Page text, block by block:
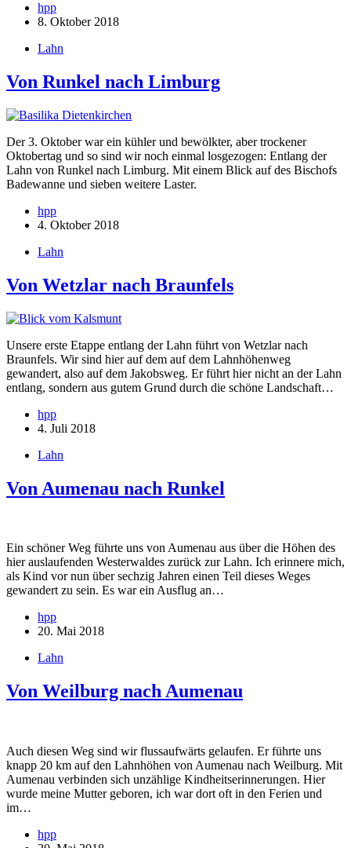
hpp
8. Oktober 2018
Lahn
Von Runkel nach Limburg
Der 3. Oktober war ein kühler und bewölkter, aber trockener
Oktobertag und so sind wir noch einmal losgezogen: Entlang der
Lahn von Runkel nach Limburg. Mit einem Blick auf des Bischofs
Badewanne und sieben weitere Laster.
hpp
4. Oktober 2018
Lahn
Von Wetzlar nach Braunfels
Unsere erste Etappe entlang der Lahn führt von Wetzlar nach
Braunfels. Wir sind hier auf dem auf dem Lahnhöhenweg
gewandert, also auf dem Jakobsweg. Er führt hier nicht an der Lahn
entlang, sondern aus gutem Grund durch die schöne Landschaft…
hpp
4. Juli 2018
Lahn
Von Aumenau nach Runkel
Ein schöner Weg führte uns von Aumenau aus über die Höhen des
hier auslaufenden Westerwaldes zurück zur Lahn. Ich erinnere mich,
als Kind vor nun über sechzig Jahren einen Teil dieses Weges
gewandert zu sein. Es war ein Ausflug an…
hpp
20. Mai 2018
Lahn
Von Weilburg nach Aumenau
Auch diesen Weg sind wir flussaufwärts gelaufen. Er führte uns
knapp 20 km auf den Lahnhöhen von Aumenau nach Weilburg. Mit
Aumenau verbinden sich unzählige Kindheitserinnerungen. Hier
wurde meine Mutter geboren, ich war dort oft in den Ferien und
im…
hpp